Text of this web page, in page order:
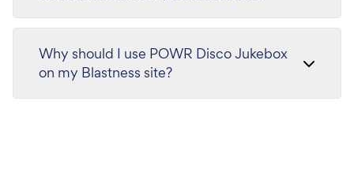
Why should I use POWR Disco Jukebox
on my Blastness site?